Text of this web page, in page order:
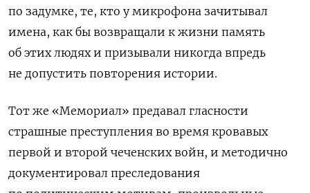
по задумке, те, кто у микрофона зачитывал
имена, как бы возвращали к жизни память
об этих людях и призывали никогда впредь
не допустить повторения истории.
Тот же «Мемориал» предавал гласности
страшные преступления во время кровавых
первой и второй чеченских войн, и методично
документировал преследования